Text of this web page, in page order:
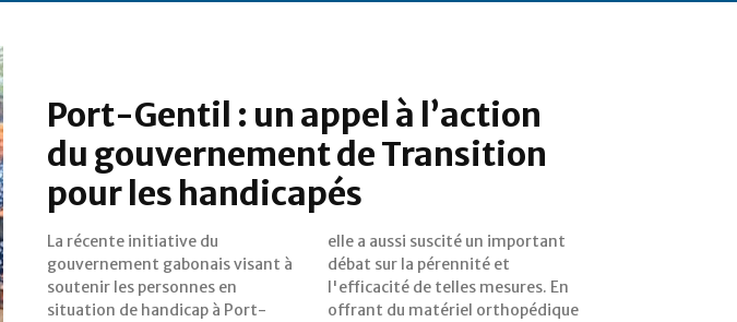
Port-Gentil : un appel à l’action
du gouvernement de Transition
pour les handicapés
La récente initiative du
gouvernement gabonais visant à
soutenir les personnes en
situation de handicap à Port-
elle a aussi suscité un important
débat sur la pérennité et
l'efficacité de telles mesures. En
offrant du matériel orthopédique